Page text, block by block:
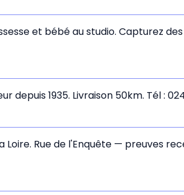
et bébé au studio. Capturez
1935. Livraison 50km. Tél :
Rue de l'Enquête — preuves